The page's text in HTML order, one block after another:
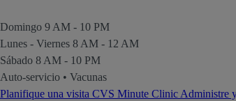
Domingo 9 AM - 10 PM
Lunes - Viernes 8 AM - 12 AM
Sábado 8 AM - 10 PM
Auto-servicio • Vacunas
Planifique una visita CVS Minute Clinic Administre